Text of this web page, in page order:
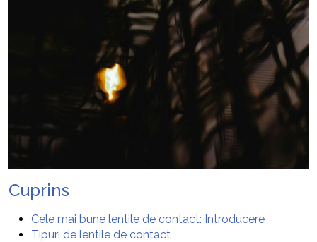
Cuprins
Cele mai bune lentile de contact: Introducere
Tipuri de lentile de contact